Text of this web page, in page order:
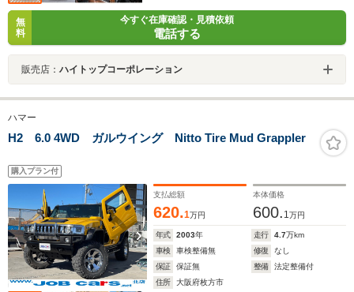
無
料
今すぐ在庫確認・見積依頼
電話する
販売店： ハイトップコーポレーション
ハマー
H2 6.0 4WD ガルウイング Nitto Tire Mud Grappler
購入プラン付
支払総額
620.1万円
本体価格
600. 1万円
年式 2003年 走行 4.7万km
車検
車検整備無 修復
なし
保証
保証無 整備
法定整備付
住所
大阪府枚方市